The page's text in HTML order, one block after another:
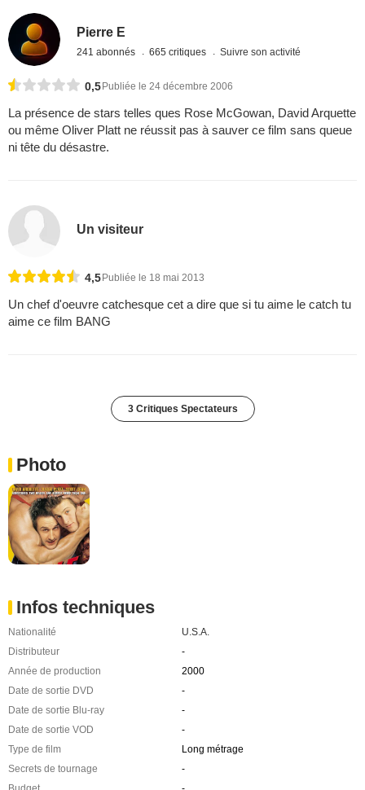
Pierre E
241 abonnés 665 critiques Suivre son activité
0,5Publiée le 24 décembre 2006
La présence de stars telles ques Rose McGowan, David Arquette
ou même Oliver Platt ne réussit pas à sauver ce film sans queue
ni tête du désastre.
Un visiteur
4,5Publiée le 18 mai 2013
Un chef d'oeuvre catchesque cet a dire que si tu aime le catch tu
aime ce film BANG
3 Critiques Spectateurs
Photo
Infos techniques
Nationalité
U.S.A.
Distributeur
-
Année de production
2000
Date de sortie DVD
-
Date de sortie Blu-ray
-
Date de sortie VOD
-
Type de film
Long métrage
Secrets de tournage
-